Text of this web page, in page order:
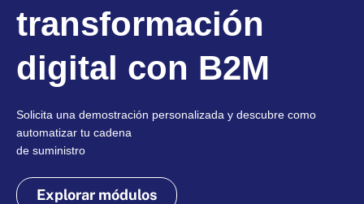
transformación
digital con B2M
Solicita una demostración personalizada y descubre como
automatizar tu cadena
de suministro
Explorar módulos